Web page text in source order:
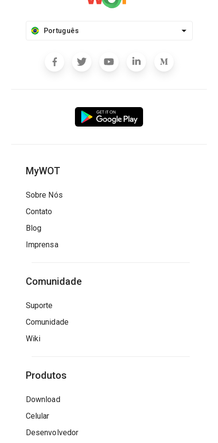
Português
MyWOT
Sobre Nós
Contato
Blog
Imprensa
Comunidade
Suporte
Comunidade
Wiki
Produtos
Download
Celular
Desenvolvedor